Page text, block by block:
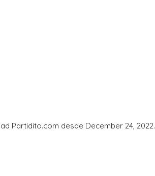
Partidito.com desde December 24, 2022.